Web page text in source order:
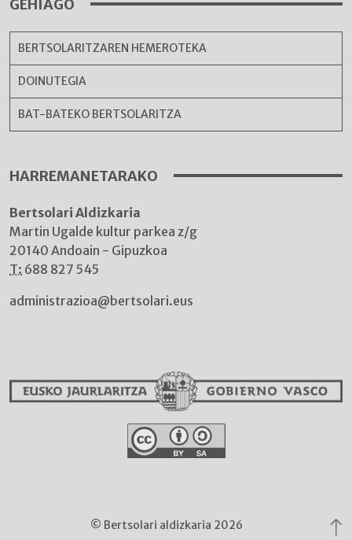
GEHIAGO
BERTSOLARITZAREN HEMEROTEKA
DOINUTEGIA
BAT-BATEKO BERTSOLARITZA
HARREMANETARAKO
Bertsolari Aldizkaria
Martin Ugalde kultur parkea z/g
20140 Andoain - Gipuzkoa
T: 688 827 545
administrazioa@bertsolari.eus
© Bertsolari aldizkaria 2026